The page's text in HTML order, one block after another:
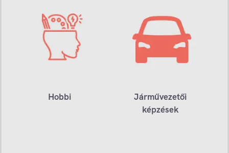
Hobbi
Járművezetői
képzések